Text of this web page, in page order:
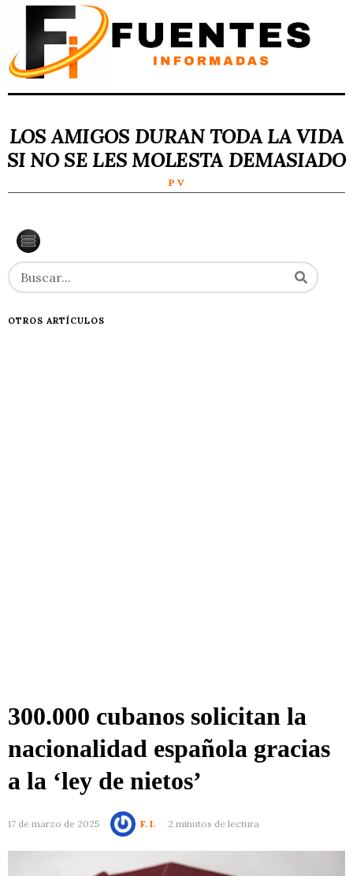
LOS AMIGOS DURAN TODA LA VIDA
SI NO SE LES MOLESTA DEMASIADO
P V
OTROS ARTÍCULOS
300.000 cubanos solicitan la
nacionalidad española gracias
a la ‘ley de nietos’
17 de marzo de 2025 F. I. 2 minutos de lectura